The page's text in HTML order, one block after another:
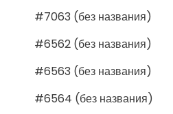
#7063 (без названия)
#6562 (без названия)
#6563 (без названия)
#6564 (без названия)